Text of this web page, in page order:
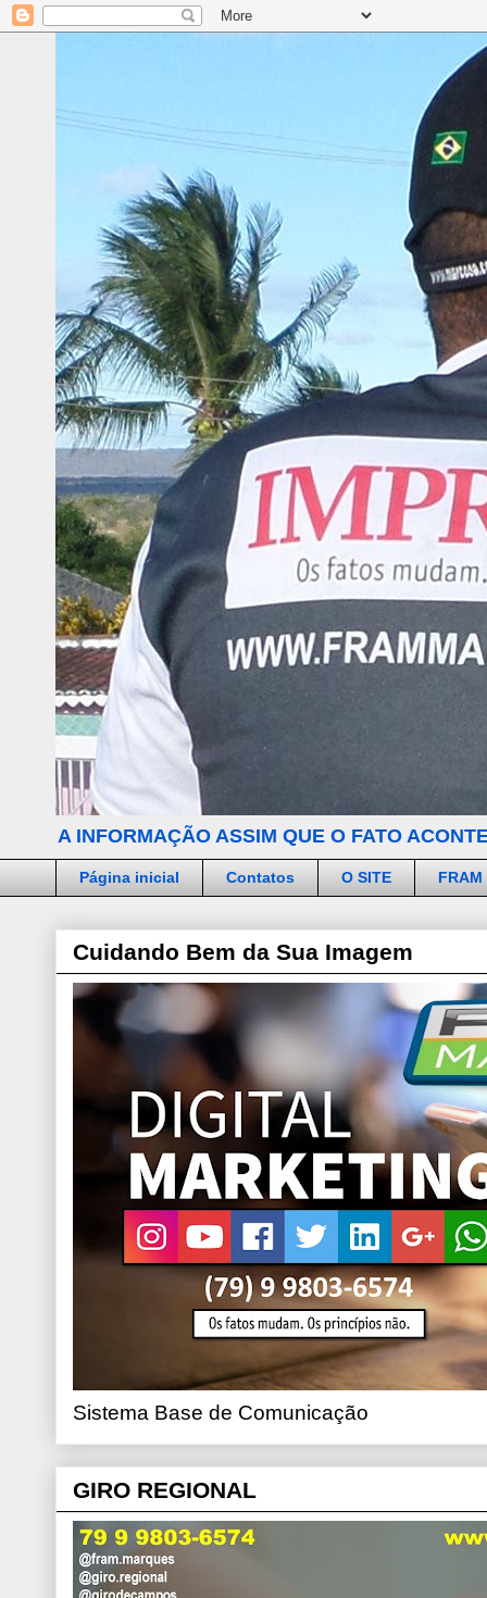
A INFORMAÇÃO ASSIM QUE O FATO
Página inicial Contatos O SITE FRAM
Cuidando Bem da Sua Imagem
Sistema Base de Comunicação
GIRO REGIONAL